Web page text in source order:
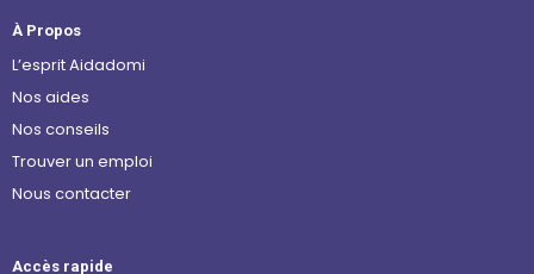
À Propos
L’esprit Aidadomi
Nos aides
Nos conseils
Trouver un emploi
Nous contacter
Accès rapide